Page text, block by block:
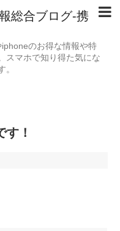
総合ブログ-携
のお得な情報や特
スマホで知り得た気にな
す！